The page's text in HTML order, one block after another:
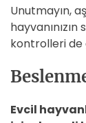
Unutmayın,
kontrolleri de
Evcil